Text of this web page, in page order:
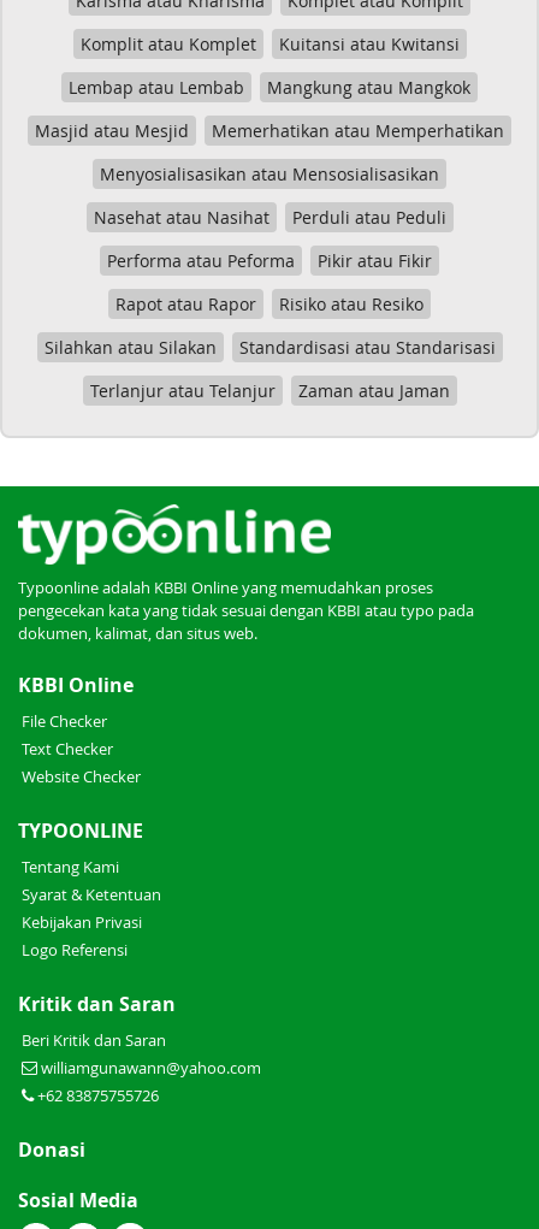
Komplit atau Komplet
Kuitansi atau Kwitansi
Lembap atau Lembab
Mangkung atau Mangkok
Masjid atau Mesjid
Memerhatikan atau Memperhatikan
Menyosialisasikan atau Mensosialisasikan
Nasehat atau Nasihat
Perduli atau Peduli
Performa atau Peforma
Pikir atau Fikir
Rapot atau Rapor
Risiko atau Resiko
Silahkan atau Silakan
Standardisasi atau Standarisasi
Terlanjur atau Telanjur
Zaman atau Jaman
Typoonline adalah KBBI Online yang memudahkan proses
pengecekan kata yang tidak sesuai dengan KBBI atau typo pada
dokumen, kalimat, dan situs web.
KBBI Online
File Checker
Text Checker
Website Checker
TYPOONLINE
Tentang Kami
Syarat & Ketentuan
Kebijakan Privasi
Logo Referensi
Kritik dan Saran
Beri Kritik dan Saran
williamgunawann@yahoo.com
+62 83875755726
Donasi
Sosial Media